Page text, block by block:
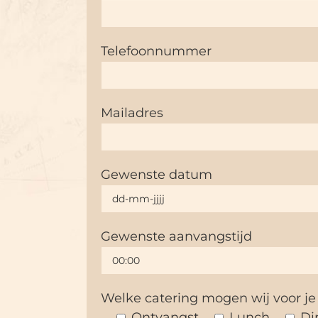
Telefoonnummer
Mailadres
Gewenste datum
Gewenste aanvangstijd
Welke catering mogen wij voor je